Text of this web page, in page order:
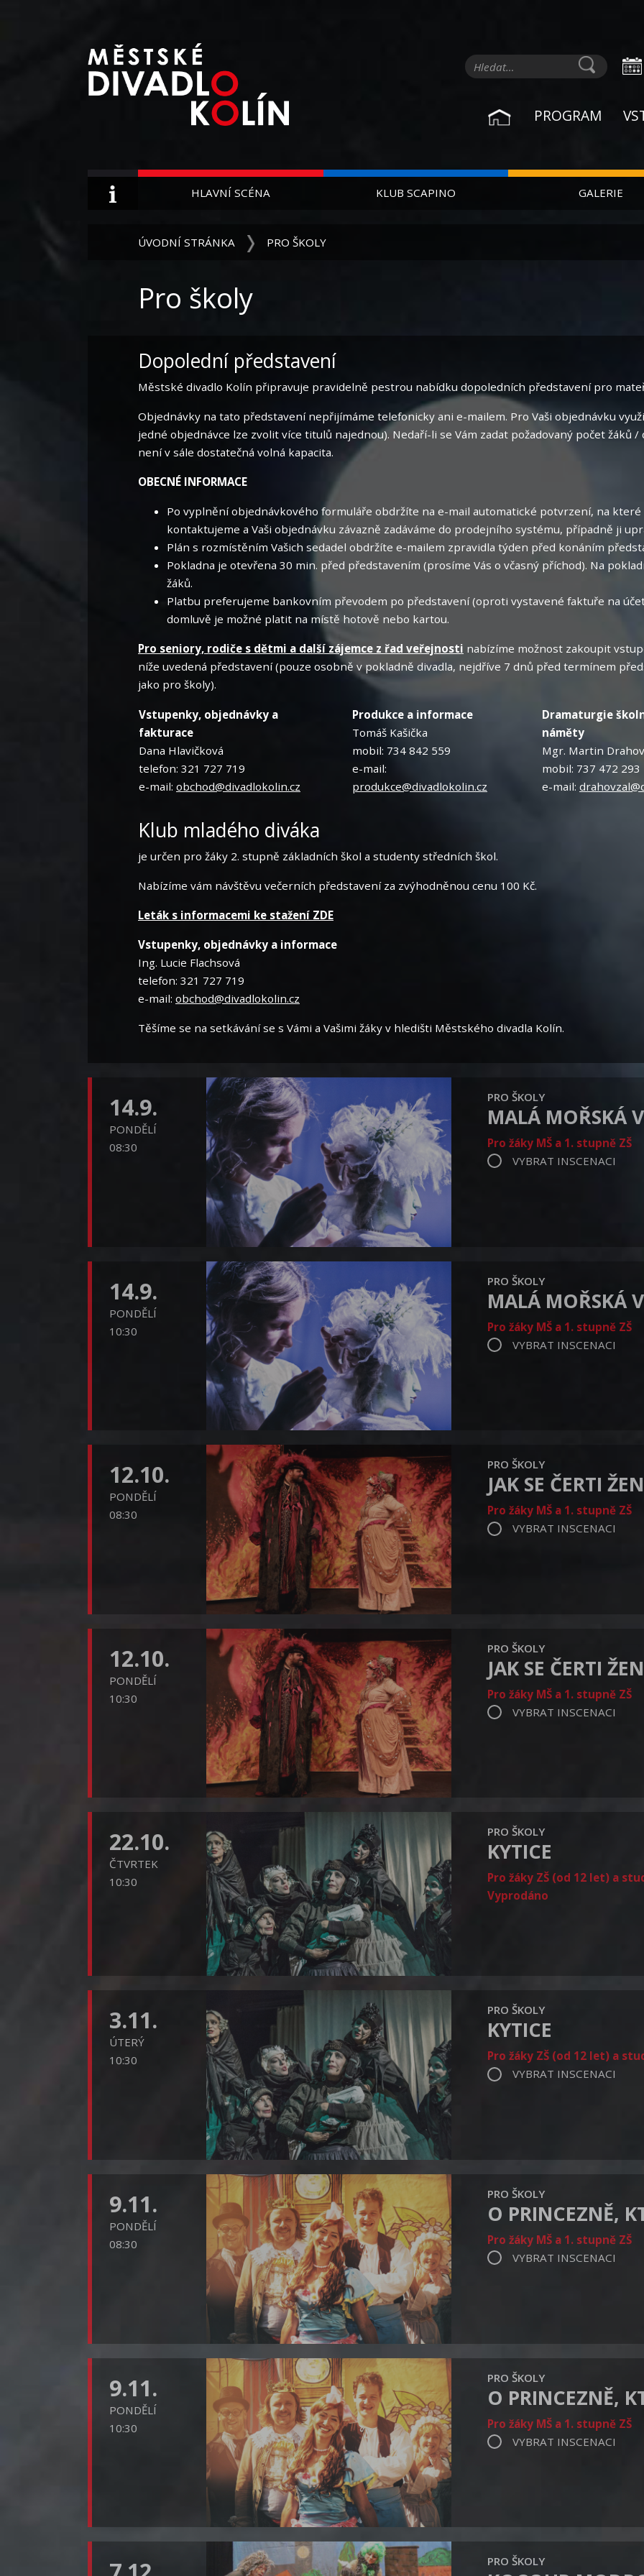
PROGRAM
HLAVNÍ SCÉNA KLUB SCAPINO GALERIE
ÚVODNÍ STRÁNKA PRO ŠKOLY
Pro školy
Dopolední představení
Městské divadlo Kolín připravuje pravidelně pestrou nabídku dopoledních představení pro
Objednávky na tato představení nepřijímáme telefonicky ani e-mailem. Pro Vaši objednávku
jedné objednávce lze zvolit více titulů najednou). Nedaří-li se Vám zadat požadovaný počet žáků
není v sále dostatečná volná kapacita.
OBECNÉ INFORMACE
Po vyplnění objednávkového formuláře obdržíte na e-mail automatické potvrzení, na které
kontaktujeme a Vaši objednávku závazně zadáváme do prodejního systému, případně ji
Plán s rozmístěním Vašich sedadel obdržíte e-mailem zpravidla týden před konáním
Pokladna je otevřena 30 min. před představením (prosíme Vás o včasný příchod). Na
žáků.
Platbu preferujeme bankovním převodem po představení (oproti vystavené faktuře na
domluvě je možné platit na místě hotově nebo kartou.
Pro seniory, rodiče s dětmi a další zájemce z řad veřejnosti nabízíme možnost zakoupit
níže uvedená představení (pouze osobně v pokladně divadla, nejdříve 7 dnů před termínem
jako pro školy).
Vstupenky, objednávky a
fakturace
Dana Hlavičková
telefon: 321 727 719
e-mail: obchod@divadlokolin.cz
Produkce a informace
Tomáš Kašička
mobil: 734 842 559
e-mail:
produkce@divadlokolin.cz
Dramaturgie
náměty
Mgr. Martin
mobil: 737 472 293
e-mail:
Klub mladého diváka
je určen pro žáky 2. stupně základních škol a studenty středních škol.
Nabízíme vám návštěvu večerních představení za zvýhodněnou cenu 100 Kč.
Leták s informacemi ke stažení ZDE
Vstupenky, objednávky a informace
Ing. Lucie Flachsová
telefon: 321 727 719
e-mail: obchod@divadlokolin.cz
Těšíme se na setkávání se s Vámi a Vašimi žáky v hledišti Městského divadla Kolín.
14.9.
PONDĚLÍ
08:30
PRO ŠKOLY
MALÁ MOŘSKÁ
Pro žáky MŠ a 1. stupně ZŠ
VYBRAT INSCENACI
14.9.
PONDĚLÍ
10:30
PRO ŠKOLY
MALÁ MOŘSKÁ
Pro žáky MŠ a 1. stupně ZŠ
VYBRAT INSCENACI
12.10.
PONDĚLÍ
08:30
PRO ŠKOLY
JAK SE ČERTI
Pro žáky MŠ a 1. stupně ZŠ
VYBRAT INSCENACI
12.10.
PONDĚLÍ
10:30
PRO ŠKOLY
JAK SE ČERTI
Pro žáky MŠ a 1. stupně ZŠ
VYBRAT INSCENACI
22.10.
ČTVRTEK
10:30
PRO ŠKOLY
KYTICE
Pro žáky ZŠ (od 12 let) a
Vyprodáno
3.11.
ÚTERÝ
10:30
PRO ŠKOLY
KYTICE
Pro žáky ZŠ (od 12 let) a
VYBRAT INSCENACI
9.11.
PONDĚLÍ
08:30
PRO ŠKOLY
O PRINCEZNĚ,
Pro žáky MŠ a 1. stupně ZŠ
VYBRAT INSCENACI
9.11.
PONDĚLÍ
10:30
PRO ŠKOLY
O PRINCEZNĚ,
Pro žáky MŠ a 1. stupně ZŠ
VYBRAT INSCENACI
PRO ŠKOLY